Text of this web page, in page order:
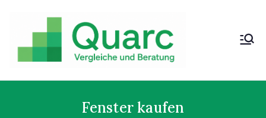
springen
Kosten sparen
Fenster kaufen